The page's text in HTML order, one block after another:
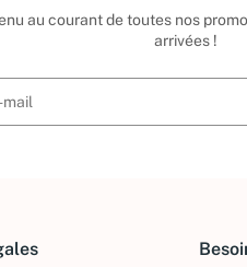
au courant de toutes nos
arrivées !